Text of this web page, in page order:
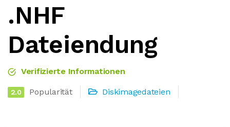
.NHF
Dateiendung
Verifizierte Informationen
2.0 Popularität Diskimagedateien